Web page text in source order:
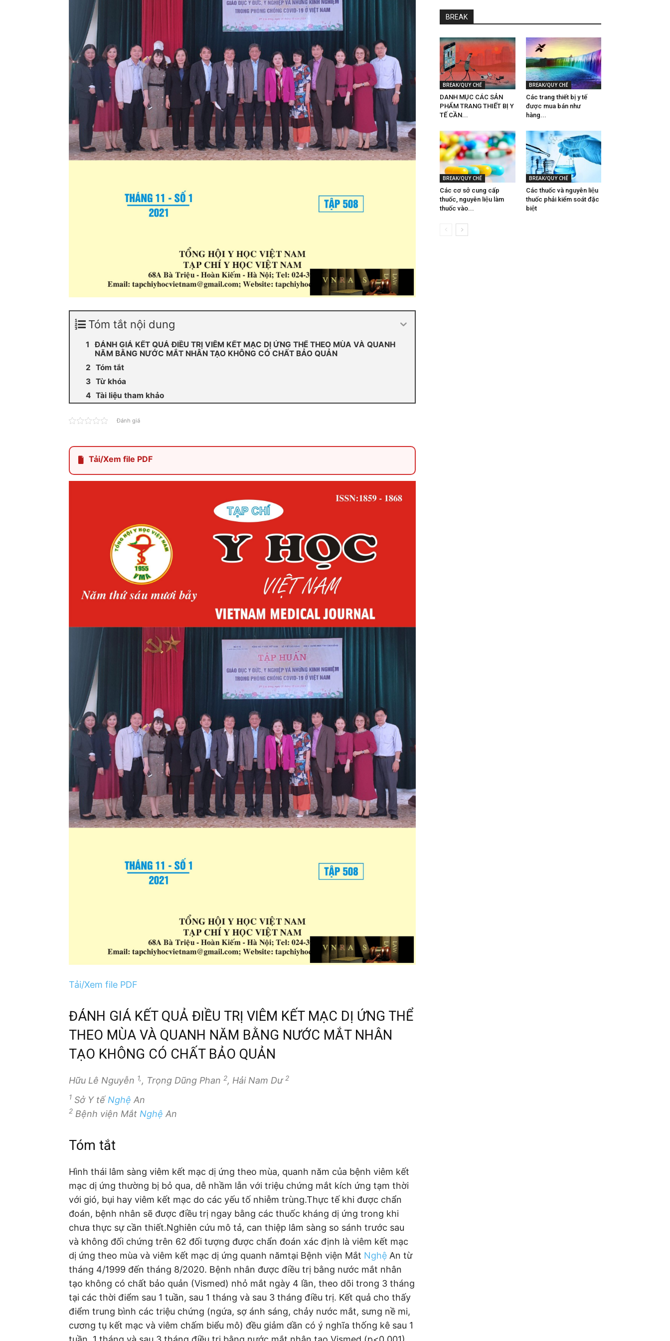
Tóm tắt nội dung
ĐÁNH GIÁ KẾT QUẢ ĐIỀU TRỊ VIÊM KẾT MẠC DỊ ỨNG THỂ THEO MÙA VÀ QUANH
NĂM BẰNG NƯỚC MẮT NHÂN TẠO KHÔNG CÓ CHẤT BẢO QUẢN
Tóm tắt
Từ khóa
Tài liệu tham khảo
Đánh giá
Tải/Xem file PDF
Tải/Xem file PDF
ĐÁNH GIÁ KẾT QUẢ ĐIỀU TRỊ VIÊM KẾT MẠC DỊ ỨNG THỂ
THEO MÙA VÀ QUANH NĂM BẰNG NƯỚC MẮT NHÂN
TẠO KHÔNG CÓ CHẤT BẢO QUẢN
Hữu Lê Nguyễn 1,, Trọng Dũng Phan 2, Hải Nam Dư 2
1 Sở Y tế Nghệ An
2 Bệnh viện Mắt Nghệ An
Tóm tắt
Hình thái lâm sàng viêm kết mạc dị ứng theo mùa, quanh năm của bệnh viêm kết
mạc dị ứng thường bị bỏ qua, dễ nhầm lẫn với triệu chứng mắt kích ứng tạm thời
với gió, bụi hay viêm kết mạc do các yếu tố nhiễm trùng.Thực tế khi được chẩn
đoán, bệnh nhân sẽ được điều trị ngay bằng các thuốc kháng dị ứng trong khi
chưa thực sự cần thiết.Nghiên cứu mô tả, can thiệp lâm sàng so sánh trước sau
và không đối chứng trên 62 đối tượng được chẩn đoán xác định là viêm kết mạc
dị ứng theo mùa và viêm kết mạc dị ứng quanh nămtại Bệnh viện Mắt Nghệ An từ
tháng 4/1999 đến tháng 8/2020. Bệnh nhân được điều trị bằng nước mắt nhân
tạo không có chất bảo quản (Vismed) nhỏ mắt ngày 4 lần, theo dõi trong 3 tháng
tại các thời điểm sau 1 tuần, sau 1 tháng và sau 3 tháng điều trị. Kết quả cho thấy
điểm trung bình các triệu chứng (ngứa, sợ ánh sáng, chảy nước mắt, sưng nề mi,
cương tụ kết mạc và viêm chấm biểu mô) đều giảm dần có ý nghĩa thống kê sau 1
BREAK
BREAK/QUY CHẾ
DANH MỤC CÁC SẢN
PHẨM TRANG THIẾT BỊ Y
TẾ CẦN...
BREAK/QUY CHẾ
Các trang thiết bị y tế
được mua bán như
hàng...
BREAK/QUY CHẾ
Các cơ sở cung cấp
thuốc, nguyên liệu làm
thuốc vào...
BREAK/QUY CHẾ
Các thuốc và nguyên liệu
thuốc phải kiểm soát đặc
biệt